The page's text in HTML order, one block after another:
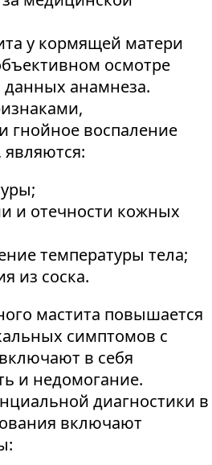
у кормящей матери
осмотре
анамнеза.
воспаление
и отечности кожных
температуры тела;
из соска.
мастита повышается
симптомов с
в себя
и недомогание.
диагностики в
включают